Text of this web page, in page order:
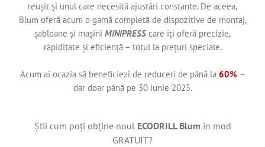
reușit și unul care necesită ajustări constante. De aceea,
Blum oferă acum o gamă completă de dispozitive de montaj,
șabloane și mașini MINIPRESScare îți oferă precizie,
rapiditate și eficiență – totul la prețuri speciale.
Acum ai ocazia să beneficiezi de reduceri de până la 60% –
dar doar până pe 30 iunie 2025.
Știi cum poți obține noul ECODRILL Blum în mod
GRATUIT?